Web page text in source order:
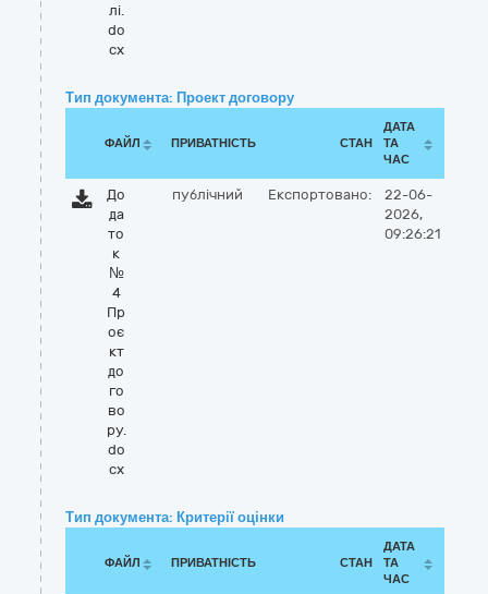
лі.
do
cx
Тип документа: Проект договору
ФАЙЛ ПРИВАТНІСТЬ СТАН
ДАТА
ТА
ЧАС
До
да
то
к
№
4
Пр
оє
кт
до
го
во
ру.
do
cx
публічний Експортовано:
22-06-
2026,
09:26:21
Тип документа: Критерії оцінки
ФАЙЛ ПРИВАТНІСТЬ СТАН
ДАТА
ТА
ЧАС